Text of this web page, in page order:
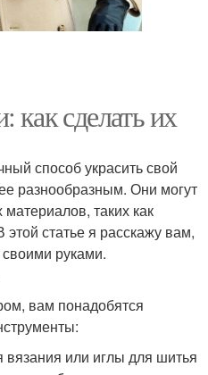
сделать их
способ украсить свой
разнообразным. Они могут
таких как
статье я расскажу вам,
руками.
вам понадобятся
вязания или иглы для шитья